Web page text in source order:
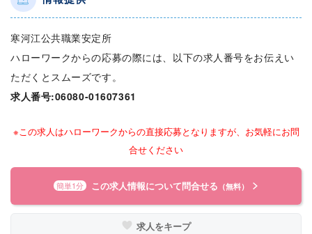
寒河江公共職業安定所
ハローワークからの応募の際には、以下の求人番号をお伝えい
ただくとスムーズです。
求人番号:06080-01607361
※この求人はハローワークからの直接応募となりますが、お気軽にお問
合せください
簡単1分 この求人情報について問合せる （無料）
求人をキープ